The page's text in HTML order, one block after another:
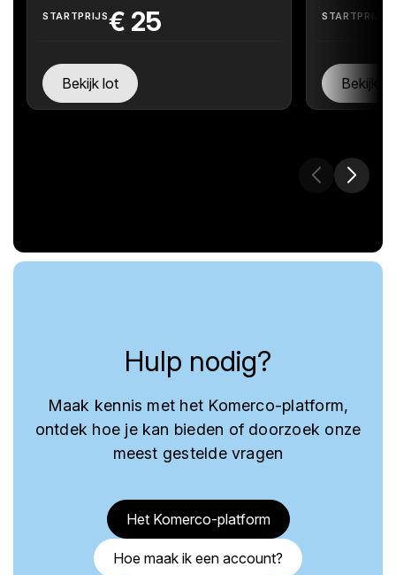
STARTPRIJS€ 25
Bekijk lot
STARTPRIJS
Bekijk
Hulp nodig?
Maak kennis met het Komerco-platform,
ontdek hoe je kan bieden of doorzoek onze
meest gestelde vragen
Het Komerco-platform
Hoe maak ik een account?